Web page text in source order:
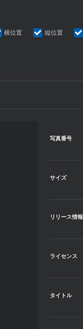
横位置 縦位置
写真番号
サイズ
リリース情報
ライセンス
タイトル